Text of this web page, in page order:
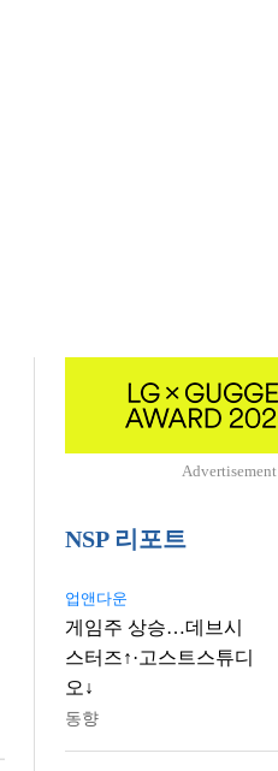
Advertisement
NSP 리포트
업앤다운
게임주 상승…데브시
스터즈↑·고스트스튜디
오↓
동향